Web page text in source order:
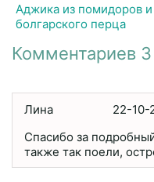
Аджика из помидоров и
болгарского перца
Комментариев 3
Лина 22-10-
Спасибо за
также так поели,